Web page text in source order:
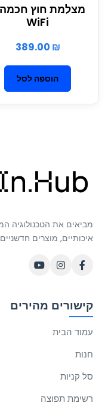
מצלמת חוץ
WiFi
389.00 ₪
הוספה לסל
מביאים את הטכנולוגיה
איכותיים, מוצרים
קישורים מהירים
עמוד הבית
חנות
סל קניות
רשימת תפוצה